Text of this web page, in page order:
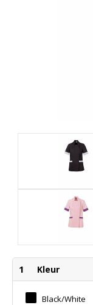
1 Kleur
Black/white